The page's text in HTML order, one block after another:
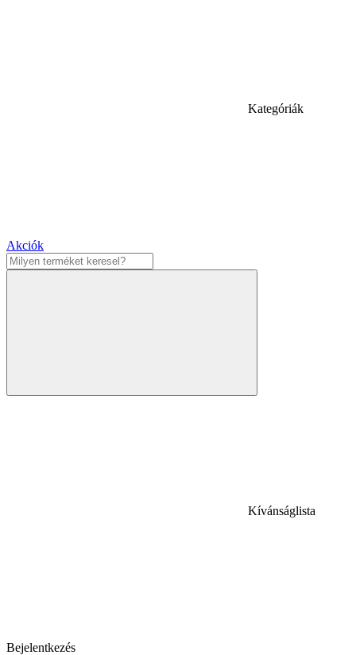
Kategóriák
Akciók
Kívánságlista
Bejelentkezés